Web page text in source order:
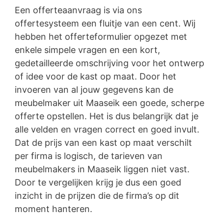
Een offerteaanvraag is via ons
offertesysteem een fluitje van een cent. Wij
hebben het offerteformulier opgezet met
enkele simpele vragen en een kort,
gedetailleerde omschrijving voor het ontwerp
of idee voor de kast op maat. Door het
invoeren van al jouw gegevens kan de
meubelmaker uit Maaseik een goede, scherpe
offerte opstellen. Het is dus belangrijk dat je
alle velden en vragen correct en goed invult.
Dat de prijs van een kast op maat verschilt
per firma is logisch, de tarieven van
meubelmakers in Maaseik liggen niet vast.
Door te vergelijken krijg je dus een goed
inzicht in de prijzen die de firma’s op dit
moment hanteren.